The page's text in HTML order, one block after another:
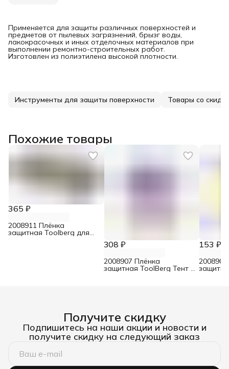
Применяется для защиты различных поверхностей и
предметов от пылевых загрязнений, брызг воды,
лакокрасочных и иных отделочных материалов при
выполнении ремонтно-строительных работ.
Изготовлен из полиэтилена высокой плотности.
Инструменты для защиты поверхности Товары со
Похожие товары
365 ₽
2008911 Плёнка
защитная Toolberg для
308 ₽
2008907 Плёнка
защитная ToolBerg Тент 6
153 ₽
Получите скидку
Подпишитесь на наши акции и новости и
получите скидку на следующий заказ